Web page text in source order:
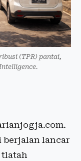
(TPR) pantai,
berjalan lancar
tlatah